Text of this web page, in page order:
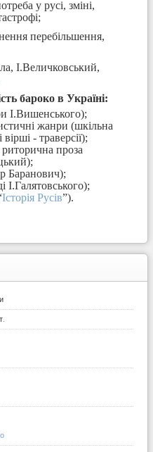
у русі, зміні,
перебільшення,
бароко в Україні:
І.Вишенського);
жанри (шкільна
- траверсії);
проза
Баранович);
І.Галятовського);
Історія Русів”).